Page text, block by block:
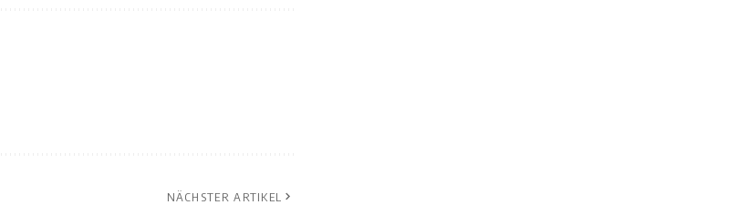
NÄCHSTER ARTIKEL